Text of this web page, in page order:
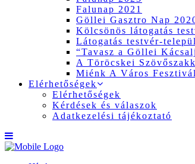
Falunap 2021
Göllei Gasztro Nap
Kölcsönös látogatás
Látogatás testvér-
“Tavasz a Göllei
A Töröcskei
Miénk A Város
Elérhetőségek
Elérhetőségek
Kérdések és válaszok
Adatkezelési tájékoztató